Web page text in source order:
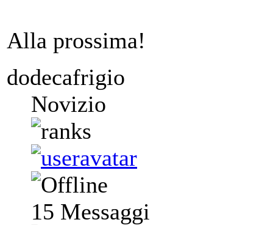
Alla prossima!
dodecafrigio
Novizio
15 Messaggi